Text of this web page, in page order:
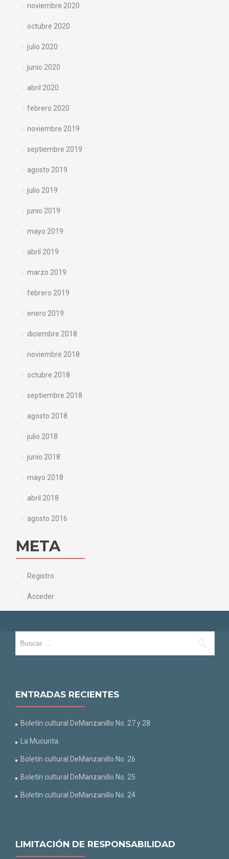
noviembre 2020
octubre 2020
julio 2020
junio 2020
abril 2020
febrero 2020
noviembre 2019
septiembre 2019
agosto 2019
julio 2019
junio 2019
mayo 2019
abril 2019
marzo 2019
febrero 2019
enero 2019
diciembre 2018
noviembre 2018
octubre 2018
septiembre 2018
agosto 2018
julio 2018
junio 2018
mayo 2018
abril 2018
agosto 2016
META
Registro
Acceder
ENTRADAS RECIENTES
Boletín cultural DeManzanillo No. 27 y 28
La Mucurita.
Boletín cultural DeManzanillo No. 26
Boletín cultural DeManzanillo No. 25
Boletín cultural DeManzanillo No. 24
LIMITACIÓN DE RESPONSABILIDAD